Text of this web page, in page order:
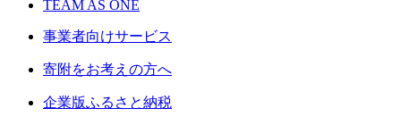
TEAM AS ONE
事業者向けサービス
寄附をお考えの方へ
企業版ふるさと納税